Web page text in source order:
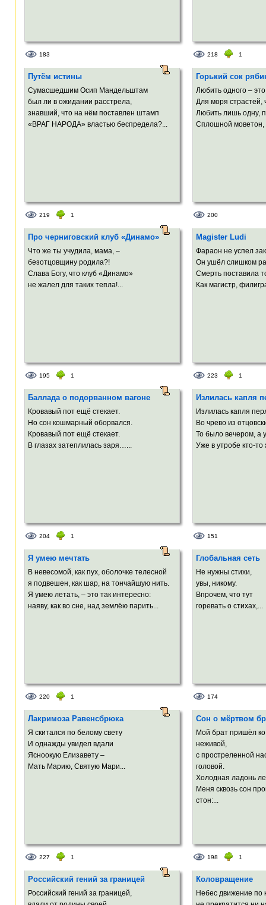
183 218 1
Путём истины
Сумасшедшим Осип Мандельштам
был ли в ожидании расстрела,
знавший, что на нём поставлен штамп
«ВРАГ НАРОДА» властью беспредела?...
219 1
Горький сок
Любить одного – это
Для моря
Любить лишь одну,
Сплошной моветон,
200
Про черниговский клуб «Динамо»
Что же ты учудила, мама, –
безотцовщину родила?!
Слава Богу, что клуб «Динамо»
не жалел для таких тепла!...
195 1
Magister Ludi
Фараон не успел
Он ушёл слишком
Смерть поставила
Как магистр,
223 1
Баллада о подорванном вагоне
Кровавый пот ещё стекает.
Но сон кошмарный оборвался.
Кровавый пот ещё стекает.
В глазах затеплилась заря…...
204 1
Излилась капля
Излилась капля
Во чрево из
То было вечером, а
Уже в утробе кто-то
151
Я умею мечтать
В невесомой, как пух, оболочке телесной
я подвешен, как шар, на тончайшую нить.
Я умею летать, – это так интересно:
наяву, как во сне, над землёю парить...
220 1
Глобальная сеть
Не нужны стихи,
увы, никому.
Впрочем, что тут
горевать о стихах,...
174
Лакримоза Равенсбрюка
Я скитался по белому свету
И однажды увидел вдали
Ясноокую Елизавету –
Мать Марию, Святую Maри...
227 1
Сон о мёртвом
Мой брат пришёл
неживой,
с простреленной
головой.
Холодная ладонь
Меня сквозь сон
стон:...
198 1
Российский гений за границей
Российский гений за границей,
Коловращение
Небес движение по